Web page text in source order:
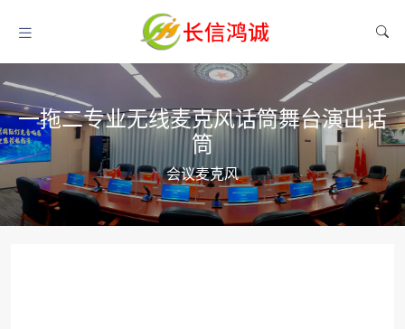
一拖二专业无线麦克风话筒舞台演出话
筒
会议麦克风